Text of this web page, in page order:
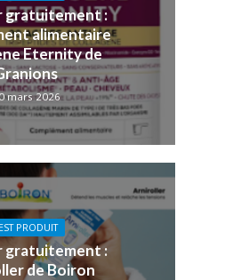
gratuitement :
alimentaire
Eternity de
mars 2026
PRODUIT
gratuitement :
de Boiron